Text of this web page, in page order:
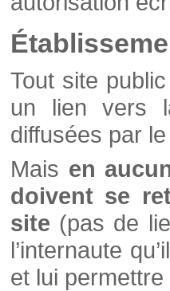
Tout site
un lien vers
diffusées par
Mais en
doivent se
site (pas de
l’internaute
et lui permettre